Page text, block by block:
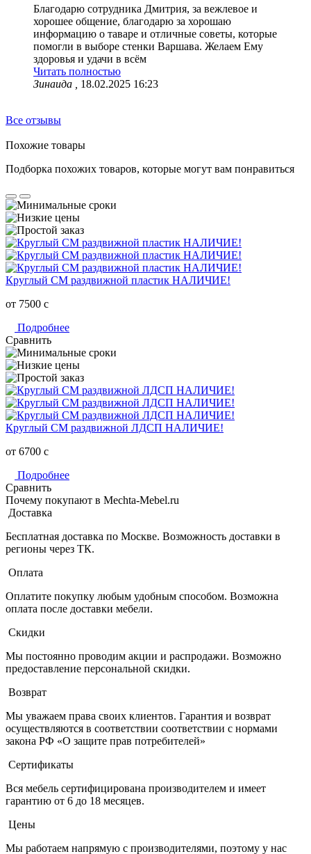
Благодарю сотрудника Дмитрия, за вежлевое и
хорошее общение, благодарю за хорошаю
информацию о таваре и отличные советы, которые
помогли в выборе стенки Варшава. Желаем Ему
здоровья и удачи в всём
Читать полностью
Зинаида ,
18.02.2025 16:23
Все отзывы
Похожие товары
Подборка похожих товаров, которые могут вам понравиться
Круглый СМ раздвижной пластик НАЛИЧИЕ!
от 7500 c
Подробнее
Сравнить
Круглый СМ раздвижной ЛДСП НАЛИЧИЕ!
от 6700 c
Подробнее
Сравнить
Почему покупают в Mechta-Mebel.ru
Доставка
Бесплатная доставка по Москве. Возможность доставки в
регионы через ТК.
Оплата
Оплатите покупку любым удобным способом. Возможна
оплата после доставки мебели.
Скидки
Мы постоянно проводим акции и распродажи. Возможно
предоставление персональной скидки.
Возврат
Мы уважаем права своих клиентов. Гарантия и возврат
осуществляются в соответствии соответствии с нормами
закона РФ «О защите прав потребителей»
Сертификаты
Вся мебель сертифицирована производителем и имеет
гарантию от 6 до 18 месяцев.
Цены
Мы работаем напрямую с производителями, поэтому у нас